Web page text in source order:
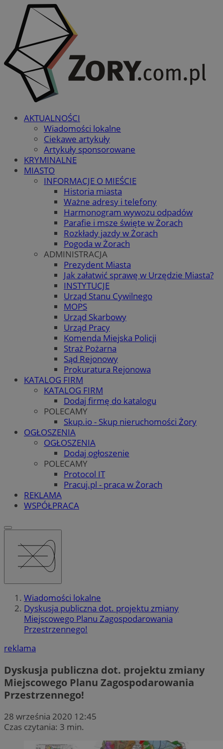
AKTUALNOŚCI
Wiadomości lokalne
Ciekawe artykuły
Artykuły sponsorowane
KRYMINALNE
MIASTO
INFORMACJE O MIEŚCIE
Historia miasta
Ważne adresy i telefony
Harmonogram wywozu odpadów
Parafie i msze święte w Żorach
Rozkłady jazdy w Żorach
Pogoda w Żorach
ADMINISTRACJA
Prezydent Miasta
Jak załatwić sprawę w Urzędzie Miasta?
INSTYTUCJE
Urząd Stanu Cywilnego
MOPS
Urząd Skarbowy
Urząd Pracy
Komenda Miejska Policji
Straż Pożarna
Sąd Rejonowy
Prokuratura Rejonowa
KATALOG FIRM
KATALOG FIRM
Dodaj firmę do katalogu
POLECAMY
Skup.io - Skup nieruchomości Żory
OGŁOSZENIA
OGŁOSZENIA
Dodaj ogłoszenie
POLECAMY
Protocol IT
Pracuj.pl - praca w Żorach
REKLAMA
WSPÓŁPRACA
Wiadomości lokalne
Dyskusja publiczna dot. projektu zmiany
Miejscowego Planu Zagospodarowania
Przestrzennego!
reklama
Dyskusja publiczna dot. projektu zmiany
Miejscowego Planu Zagospodarowania
Przestrzennego!
28 września 2020 12:45
Czas czytania: 3 min.